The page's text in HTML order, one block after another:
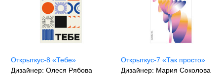
Открыткус-8 «Тебе»
Дизайнер: Олеся Рябова
Открыткус-7 «Так просто»
Дизайнер: Мария Соколова